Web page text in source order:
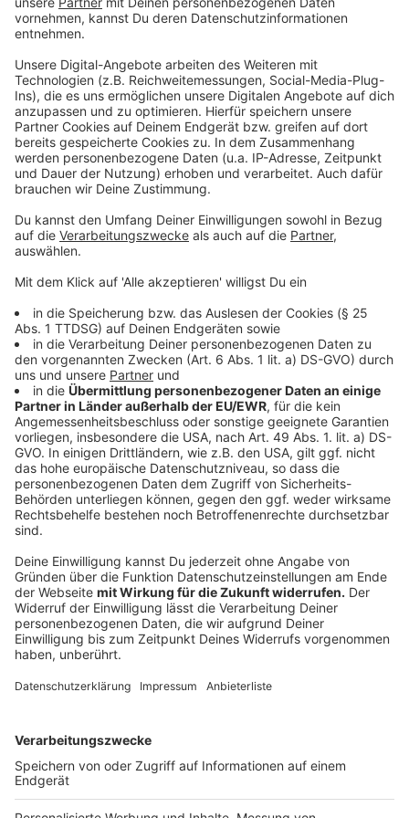
Anzeige
So hört sich das neue Album von Joris an
Anzeige
Anzeige
Die Single "das leben ist..." vom neuen Album
von Joris
Anzeige
Wir benötigen Ihre
Zustimmung, um den YouTube
Video-Service zu laden!
Wir verwenden einen Service eines
Drittanbieters, um Videoinhalte
einzubetten. Dieser Service kann
sammeln. Bitte lesen Sie die
Details durch und stimmen Sie der
Nutzung des Service zu, um dieses
Video anzusehen.
powered by
Management Platform
Das vierte Studioalbum von Joris ist da. Es heißt "viel
Anzeige